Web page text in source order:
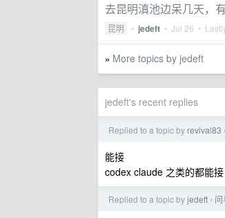
去昆明滇池边呆几天，
昆明 • jedeft • Jul 26 •
» More topics by jedeft
jedeft's recent replies
Replied to a topic by revival83 ›
能接
codex claude 之类的都能接
Replied to a topic byjedeft ›